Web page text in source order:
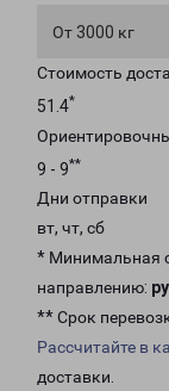
От 3000 кг
Стоимость
51.4*
9 - 9**
Дни отправки
вт, чт, сб
* Минимальная
направлению:
** Срок
Рассчитайте в
доставки.